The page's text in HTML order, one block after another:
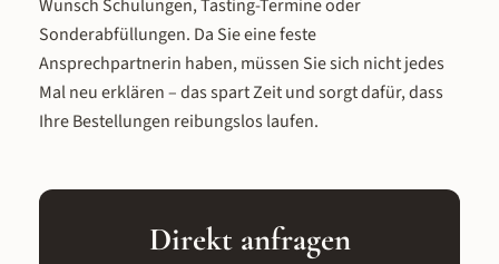
Wunsch Schulungen, Tasting-Termine oder
Sonderabfüllungen. Da Sie eine feste
Ansprechpartnerin haben, müssen Sie sich nicht jedes
Mal neu erklären – das spart Zeit und sorgt dafür, dass
Ihre Bestellungen reibungslos laufen.
Direkt anfragen